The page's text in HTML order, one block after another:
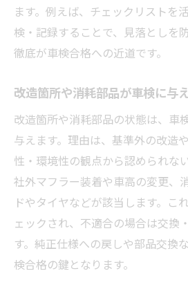
ます。例えば、チェックリストを
検・記録することで、見落としを
徹底が車検合格への近道です。
改造箇所や消耗部品が車検に与
改造箇所や消耗部品の状態は、車
与えます。理由は、基準外の改造
性・環境性の観点から認められな
社外マフラー装着や車高の変更、
ドやタイヤなどが該当します。こ
ェックされ、不適合の場合は交換
す。純正仕様への戻しや部品交換
検合格の鍵となります。